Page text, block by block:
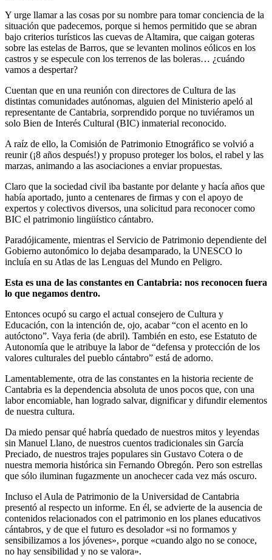
Y urge llamar a las cosas por su nombre para tomar conciencia de la
situación que padecemos, porque si hemos permitido que se abran
bajo criterios turísticos las cuevas de Altamira, que caigan goteras
sobre las estelas de Barros, que se levanten molinos eólicos en los
castros y se especule con los terrenos de las boleras… ¿cuándo
vamos a despertar?
Cuentan que en una reunión con directores de Cultura de las
distintas comunidades autónomas, alguien del Ministerio apeló al
representante de Cantabria, sorprendido porque no tuviéramos un
solo Bien de Interés Cultural (BIC) inmaterial reconocido.
A raíz de ello, la Comisión de Patrimonio Etnográfico se volvió a
reunir (¡8 años después!) y propuso proteger los bolos, el rabel y las
marzas, animando a las asociaciones a enviar propuestas.
Claro que la sociedad civil iba bastante por delante y hacía años que
había aportado, junto a centenares de firmas y con el apoyo de
expertos y colectivos diversos, una solicitud para reconocer como
BIC el patrimonio lingüístico cántabro.
Paradójicamente, mientras el Servicio de Patrimonio dependiente del
Gobierno autonómico lo dejaba desamparado, la UNESCO lo
incluía en su Atlas de las Lenguas del Mundo en Peligro.
Esta es una de las constantes en Cantabria: nos reconocen fuera
lo que negamos dentro.
Entonces ocupó su cargo el actual consejero de Cultura y
Educación, con la intención de, ojo, acabar “con el acento en lo
autóctono”. Vaya feria (de abril). También en esto, ese Estatuto de
Autonomía que le atribuye la labor de “defensa y protección de los
valores culturales del pueblo cántabro” está de adorno.
Lamentablemente, otra de las constantes en la historia reciente de
Cantabria es la dependencia absoluta de unos pocos que, con una
labor encomiable, han logrado salvar, dignificar y difundir elementos
de nuestra cultura.
Da miedo pensar qué habría quedado de nuestros mitos y leyendas
sin Manuel Llano, de nuestros cuentos tradicionales sin García
Preciado, de nuestros trajes populares sin Gustavo Cotera o de
nuestra memoria histórica sin Fernando Obregón. Pero son estrellas
que sólo iluminan fugazmente un anochecer cada vez más oscuro.
Incluso el Aula de Patrimonio de la Universidad de Cantabria
presentó al respecto un informe. En él, se advierte de la ausencia de
contenidos relacionados con el patrimonio en los planes educativos
cántabros, y de que el futuro es desolador «si no formamos y
sensibilizamos a los jóvenes», porque «cuando algo no se conoce,
no hay sensibilidad y no se valora».